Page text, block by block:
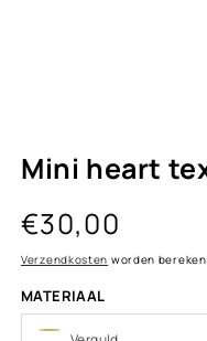
Mini heart
Normale
prijs
€30,00
Verzendkosten worden
MATERIAAL